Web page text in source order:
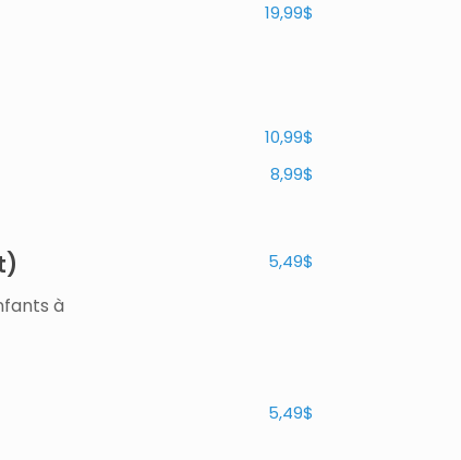
19,99$
10,99$
8,99$
à
5,49$
5,49$